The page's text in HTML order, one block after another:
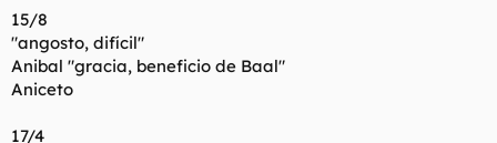
15/8
"angosto, difícil"
Anibal "gracia, beneficio de Baal"
Aniceto
17/4